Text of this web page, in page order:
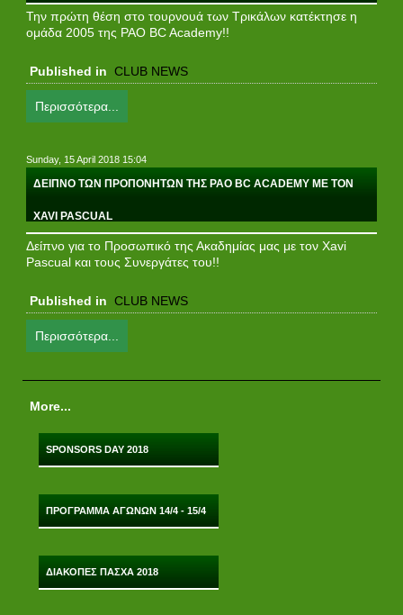
Την πρώτη θέση στο τουρνουά των Τρικάλων κατέκτησε η
ομάδα 2005 της PAO BC Academy!!
Published in CLUB NEWS
Περισσότερα...
Sunday, 15 April 2018 15:04
ΔΕΙΠΝΟ ΤΩΝ ΠΡΟΠΟΝΗΤΩΝ ΤΗΣ PAO BC ACADEMY ΜΕ ΤΟΝ
XAVI PASCUAL
Δείπνο για το Προσωπικό της Ακαδημίας μας με τον Xavi
Pascual και τους Συνεργάτες του!!
Published in CLUB NEWS
Περισσότερα...
More...
SPONSORS DAY 2018
ΠΡΟΓΡΑΜΜΑ ΑΓΩΝΩΝ 14/4 - 15/4
ΔΙΑΚΟΠΕΣ ΠΑΣΧΑ 2018